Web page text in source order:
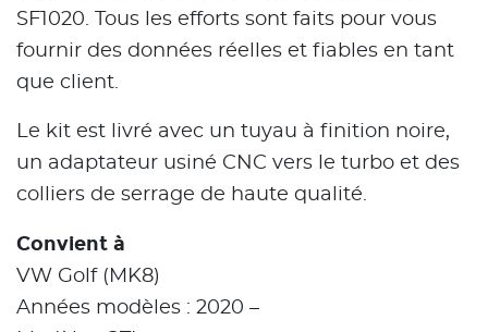
SF1020. Tous les efforts sont faits pour vous
fournir des données réelles et fiables en tant
que client.
Le kit est livré avec un tuyau à finition noire,
un adaptateur usiné CNC vers le turbo et des
colliers de serrage de haute qualité.
Convient à
VW Golf (MK8)
Années modèles : 2020 –